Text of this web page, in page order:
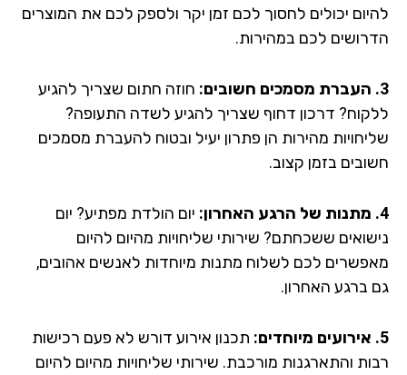
יכולים לחסוך לכם זמן יקר ולספק לכם את המוצרים
לכם במהירות.
חוזה חתום שצריך להגיע
דרכון דחוף שצריך להגיע לשדה התעופה?
מהירות הן פתרון יעיל ובטוח להעברת מסמכים
בזמן קצוב.
יום הולדת מפתיע? יום
ששכחתם? שירותי שליחויות מהיום להיום
לכם לשלוח מתנות מיוחדות לאנשים אהובים,
ברגע האחרון.
תכנון אירוע דורש לא פעם רכישות
והתארגנות מורכבת. שירותי שליחויות מהיום להיום